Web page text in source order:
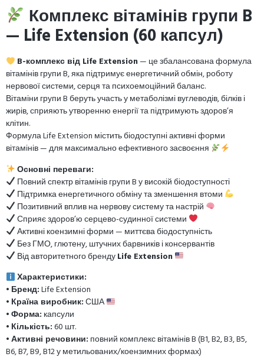
Комплекс вітамінів групи B
— Life Extension (60 капсул)
B-комплекс від Life Extension— це збалансована формула
вітамінів групи B, яка підтримує енергетичний обмін, роботу
нервової системи, серця та психоемоційний баланс.
Вітаміни групи B беруть участь у метаболізмі вуглеводів, білків і
жирів, сприяють утворенню енергії та підтримують здоров’я
клітин.
Формула Life Extension містить біодоступні активні форми
вітамінів — для максимально ефективного засвоєння
Основні переваги:
Повний спектр вітамінів групи B у високій біодоступності
Підтримка енергетичного обміну та зменшення втоми
Позитивний вплив на нервову систему та настрій
Сприяє здоров’ю серцево-судинної системи
Активні коензимні форми — миттєва біодоступність
Без ГМО, глютену, штучних барвників і консервантів
Від авторитетного брендуLife Extension
Характеристики:
• Бренд:Life Extension
• Країна виробник:США
•Форма: капсули
• Кількість:60 шт.
•Активні речовини: повний комплекс вітамінів B (B1, B2, B3, B5,
B6, B7, B9, B12 у метильованих/коензимних формах)